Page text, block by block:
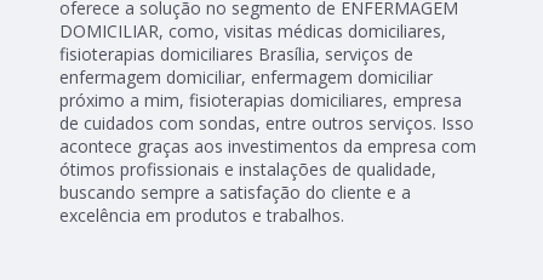
oferece a solução no segmento de ENFERMAGEM
DOMICILIAR, como, visitas médicas domiciliares,
fisioterapias domiciliares Brasília, serviços de
enfermagem domiciliar, enfermagem domiciliar
próximo a mim, fisioterapias domiciliares, empresa
de cuidados com sondas, entre outros serviços. Isso
acontece graças aos investimentos da empresa com
ótimos profissionais e instalações de qualidade,
buscando sempre a satisfação do cliente e a
excelência em produtos e trabalhos.